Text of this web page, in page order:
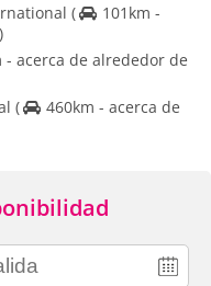
(
101km -
- acerca de alrededor de
(
460km - acerca de